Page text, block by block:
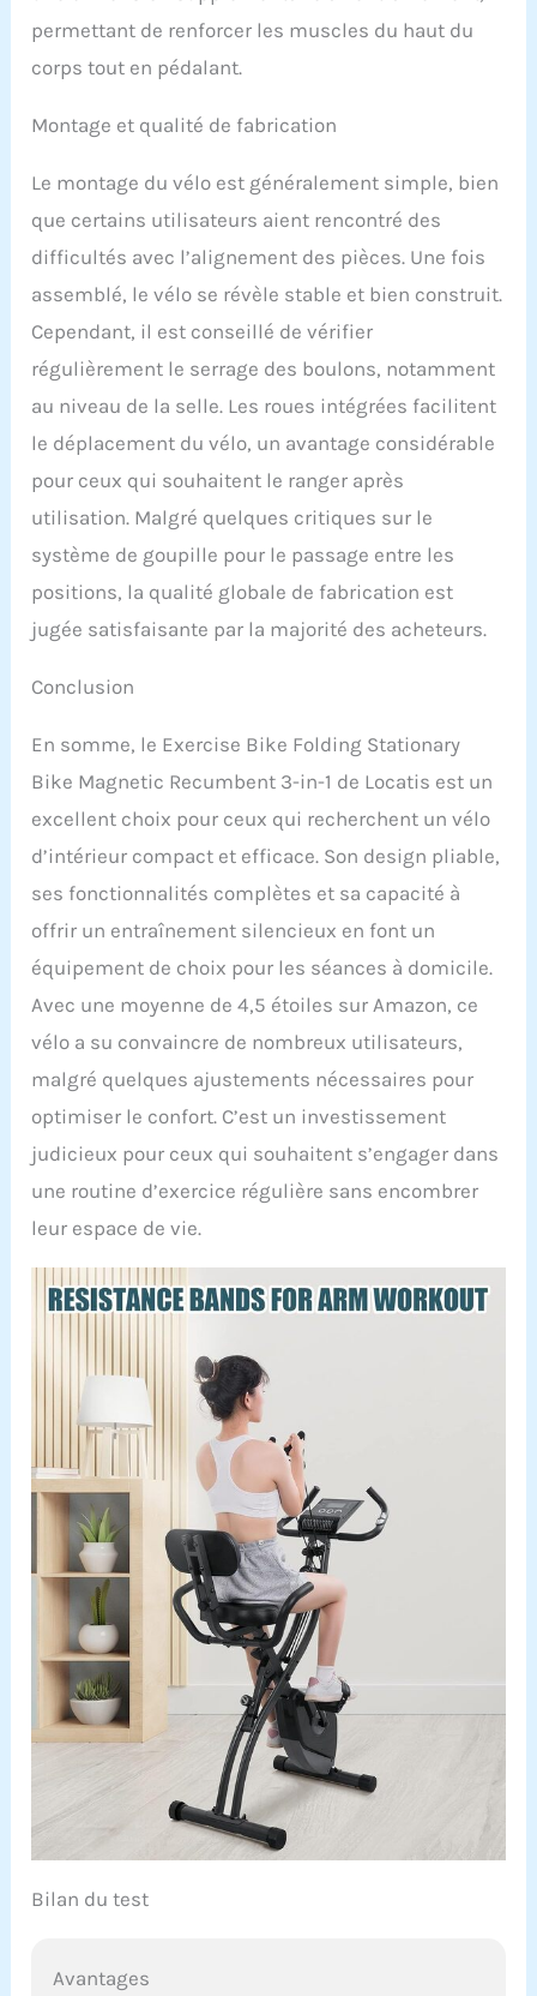
à déplacer. Le vélo
déplacé avec les roues de
d'appartement pliable
peut être plié à presque la
moitié de la taille
assemblée, de sorte que
particulièrement
compact.
【Détecteur
et moniteur LCD】Le vélo
d'appartement dispose
affiche l'heure, la vitesse,
la distance, les calories
balayage. Et ce vélo
d'appartement pliable est
livré avec des capteurs de
pouls manuels, vous
permettant de surveiller
un soutien durable et
confortable.
permettant de renforcer les muscles du haut du
corps tout en pédalant.
Montage et qualité de fabrication
Le montage du vélo est généralement simple, bien
que certains utilisateurs aient rencontré des
difficultés avec l’alignement des pièces. Une fois
assemblé, le vélo se révèle stable et bien construit.
Cependant, il est conseillé de vérifier
régulièrement le serrage des boulons, notamment
au niveau de la selle. Les roues intégrées facilitent
le déplacement du vélo, un avantage considérable
pour ceux qui souhaitent le ranger après
utilisation. Malgré quelques critiques sur le
système de goupille pour le passage entre les
positions, la qualité globale de fabrication est
jugée satisfaisante par la majorité des acheteurs.
Conclusion
En somme, le Exercise Bike Folding Stationary
Bike Magnetic Recumbent 3-in-1 de Locatis est un
excellent choix pour ceux qui recherchent un vélo
d’intérieur compact et efficace. Son design pliable,
ses fonctionnalités complètes et sa capacité à
offrir un entraînement silencieux en font un
équipement de choix pour les séances à domicile.
Avec une moyenne de 4,5 étoiles sur Amazon, ce
vélo a su convaincre de nombreux utilisateurs,
malgré quelques ajustements nécessaires pour
optimiser le confort. C’est un investissement
judicieux pour ceux qui souhaitent s’engager dans
une routine d’exercice régulière sans encombrer
leur espace de vie.
Bilan du test
Avantages